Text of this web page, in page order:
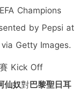
Champions
by Pepsi at
Getty Images.
Kick Off
仙奴對巴黎聖日耳